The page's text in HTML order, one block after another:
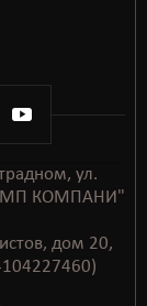
ул.
КОМПАНИ"
дом 20,